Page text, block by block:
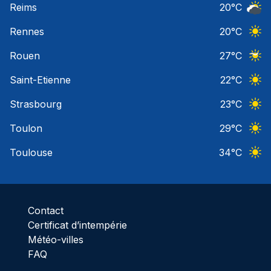
Reims
20°C
Rennes
20°C
Rouen
27°C
Saint-Etienne
22°C
Strasbourg
23°C
Toulon
29°C
Toulouse
34°C
Contact
Certificat d’intempérie
Météo-villes
FAQ